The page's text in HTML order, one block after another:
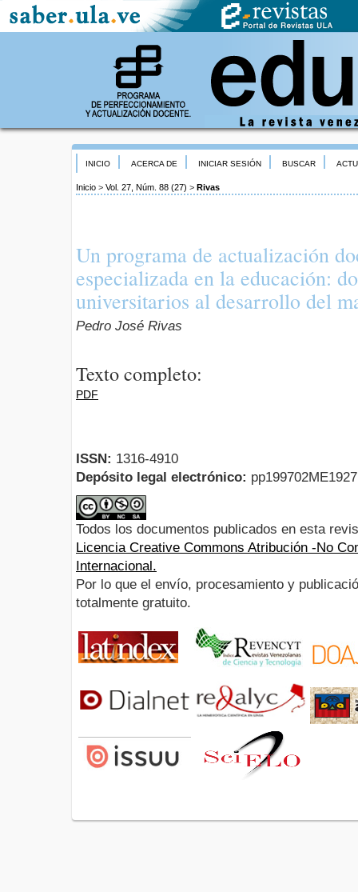
INICIO ACERCA DE INICIAR SESIÓN BUSCAR
Inicio > Vol. 27, Núm. 88 (27) > Rivas
Un programa de actualización
especializada en la educación:
universitarios al desarrollo del
Pedro José Rivas
Texto completo:
PDF
ISSN: 1316-4910
Depósito legal electrónico:
Todos los documentos publicados en esta
Licencia Creative Commons Atribución -No
Internacional.
Por lo que el envío, procesamiento y
totalmente gratuito.